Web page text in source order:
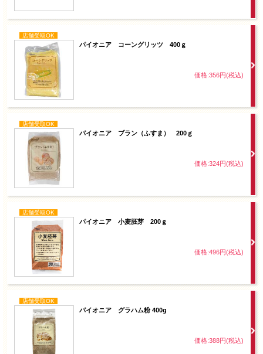
店舗受取OK
パイオニア コーングリッツ 400ｇ
価格:356円(税込)
店舗受取OK
パイオニア ブラン（ふすま） 200ｇ
価格:324円(税込)
店舗受取OK
パイオニア 小麦胚芽 200ｇ
価格:496円(税込)
店舗受取OK
パイオニア グラハム粉 400g
価格:388円(税込)